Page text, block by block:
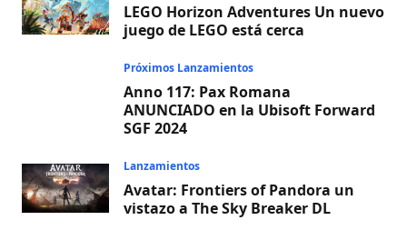
LEGO Horizon Adventures Un nuevo
juego de LEGO está cerca
Próximos Lanzamientos
Anno 117: Pax Romana
ANUNCIADO en la Ubisoft Forward
SGF 2024
Lanzamientos
Avatar: Frontiers of Pandora un
vistazo a The Sky Breaker DL